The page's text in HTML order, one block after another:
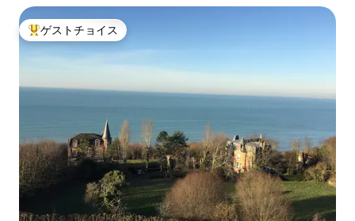
大好評のゲストチョイスです。
ゲストチョイス